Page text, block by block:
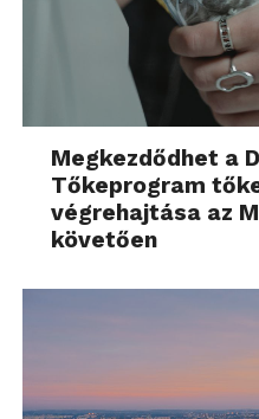
Megkezdődhet a
Tőkeprogram
végrehajtása az
követően